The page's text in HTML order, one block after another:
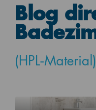
Blog
(HPL‑Material)